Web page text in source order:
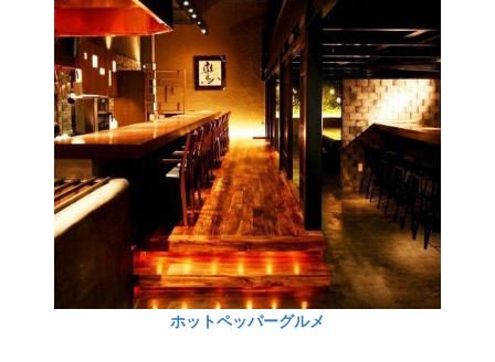
ホットペッパーグルメ